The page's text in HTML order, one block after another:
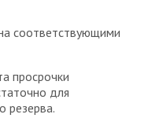
соответствующими
просрочки
для
резерва.